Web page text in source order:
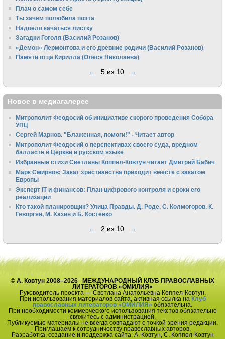
Плач о самом себе
Ты зачем полюбила поэта
Надоело качаться листку
Загадки Гоголя (Василий Розанов)
«Демон» Лермонтова и его древние родичи (Василий Розанов)
Памяти отца Кирилла (Олеся Николаева)
← 5 из 10 →
Новое в медиагалерее
Митрополит Феодосий об инициативе скорого проведения Собора
УПЦ
Сергей Марнов. "Блаженная, помоги!" - Читает автор
Митрополит Феодосий о перспективах своего суда, вредном
балласте в Церкви и русском языке
Избранные стихи Светланы Коппел-Ковтун читает Дмитрий Бабич
Марк Смирнов: Закат христианства приходит вместе с закатом
Европы
Эксперт IT и финансов: План цифрового контроля и сроки его
реализации
Кто такой планировщик? Улица Правды. Д. Роде, С. Колмогоров, К.
Геворгян, М. Хазин и Б. Костенко
← 2 из 10 →
© А. Ковтун 2008–2026 МЕЖДУНАРОДНЫЙ КЛУБ ПРАВОСЛАВНЫХ
ЛИТЕРАТОРОВ «ОМИЛИЯ»
Руководитель проекта — Светлана Анатольевна Коппел-Ковтун.
При использования материалов сайта, активная ссылка на Клуб
православных литераторов «ОМИЛИЯ» обязательна.
При необходимости коммерческого использования текстов обязательно
свяжитесь с администрацией.
Публикуемые материалы не всегда совпадают с точкой зрения редакции.
Приглашаем к сотрудничеству православных авторов.
Разработка, создание и поддержка сайта: А. Ковтун, С. Коппел-Ковтун